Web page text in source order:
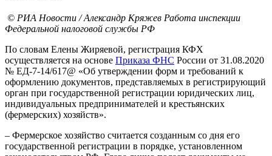
© РИА Новости / Александр Кряжев Работа инспекции
Федеральной налоговой службы РФ
По словам Елены Жиряевой, регистрация КФХ
осуществляется на основе Приказа ФНС России от 31.08.2020
№ ЕД-7-14/617@ «Об утверждении форм и требований к
оформлению документов, представляемых в регистрирующий
орган при государственной регистрации юридических лиц,
индивидуальных предпринимателей и крестьянских
(фермерских) хозяйств».
– Фермерское хозяйство считается созданным со дня его
государственной регистрации в порядке, установленном